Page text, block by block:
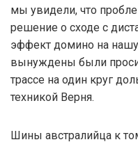
мы увидели, что
решение о сходе с
эффект домино на
вынуждены были
трассе на один круг
техникой Верня.
Шины австралийца к